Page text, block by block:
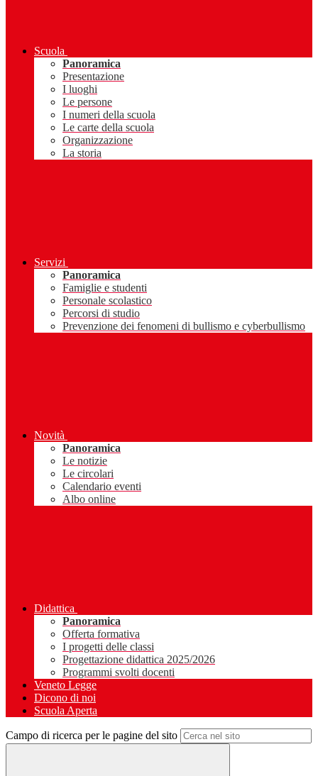
Scuola
Panoramica
Presentazione
I luoghi
Le persone
I numeri della scuola
Le carte della scuola
Organizzazione
La storia
Servizi
Panoramica
Famiglie e studenti
Personale scolastico
Percorsi di studio
Prevenzione dei fenomeni di bullismo e cyberbullismo
Novità
Panoramica
Le notizie
Le circolari
Calendario eventi
Albo online
Didattica
Panoramica
Offerta formativa
I progetti delle classi
Progettazione didattica 2025/2026
Programmi svolti docenti
Veneto Legge
Dicono di noi
Scuola Aperta
Campo di ricerca per le pagine del sito